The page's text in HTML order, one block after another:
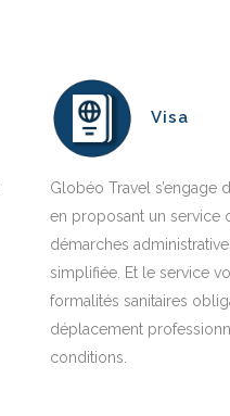
Visa
Globéo Travel s’engage
en proposant un service
démarches
simplifiée. Et le service
formalités sanitaires
déplacement
conditions.